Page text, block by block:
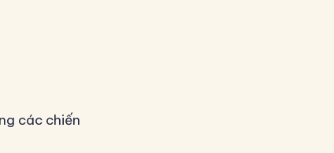
các chiến